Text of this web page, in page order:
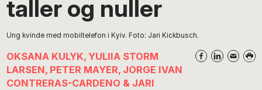
taller og nuller
Ung kvinde med mobiltelefon i Kyiv. Foto: Jari Kickbusch.
OKSANA KULYK, YULIIA STORM
LARSEN, PETER MAYER, JORGE IVAN
CONTRERAS-CARDENO & JARI